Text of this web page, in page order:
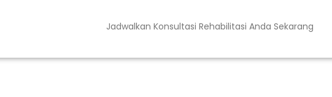
Jadwalkan Konsultasi Rehabilitasi Anda Sekarang